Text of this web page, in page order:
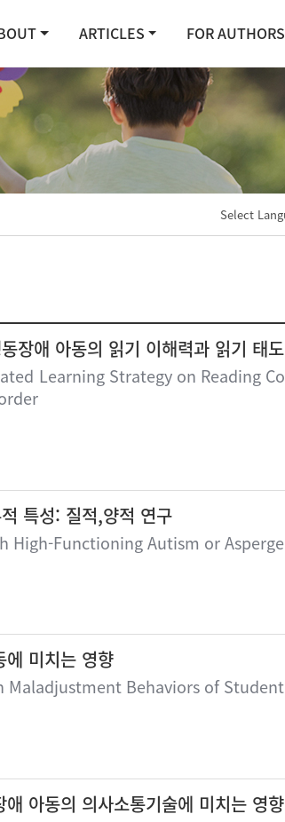
ARTICLES FOR
Select
장애 아동의 읽기 이해력과 읽기 태
Learning Strategy on Reading
특성: 질적,양적 연구
High-Functioning Autism or
에 미치는 영향
Behaviors of
아동의 의사소통기술에 미치는 영향